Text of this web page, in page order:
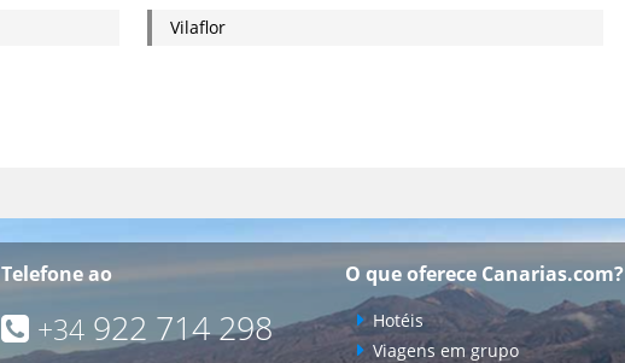
Vilaflor
Telefone ao
+34 922 714 298
O que oferece Canarias.com?
Hotéis
Viagens em grupo